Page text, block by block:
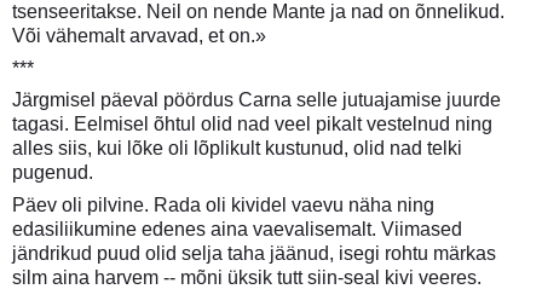
tsenseeritakse. Neil on nende Mante ja nad on õnnelikud.
Või vähemalt arvavad, et on.»
***
Järgmisel päeval pöördus Carna selle jutuajamise juurde
tagasi. Eelmisel õhtul olid nad veel pikalt vestelnud ning
alles siis, kui lõke oli lõplikult kustunud, olid nad telki
pugenud.
Päev oli pilvine. Rada oli kividel vaevu näha ning
edasiliikumine edenes aina vaevalisemalt. Viimased
jändrikud puud olid selja taha jäänud, isegi rohtu märkas
silm aina harvem -- mõni üksik tutt siin-seal kivi veeres.